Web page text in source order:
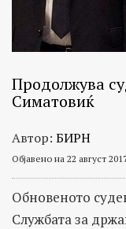
Продолжува
Симатовиќ
Автор: БИРН
Објавено на 22 август
Обновеното
Службата за